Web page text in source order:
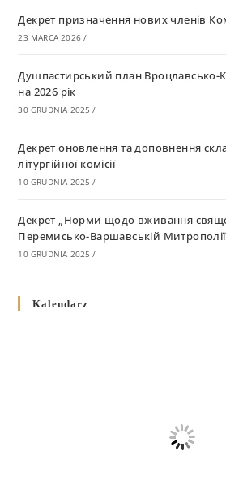
Декрет призначення нових членів
23 MARCA 2026 /
Душпастирський план Вроцлавсько-
на 2026 рік
30 GRUDNIA 2025 /
Декрет оновлення та доповнення
літургійної комісії
10 GRUDNIA 2025 /
Декрет „Норми щодо вживання
Перемисько-Варшавській
10 GRUDNIA 2025 /
григоріанським календарем
Душпастирський план Вроцлавсько-
Kalendarz